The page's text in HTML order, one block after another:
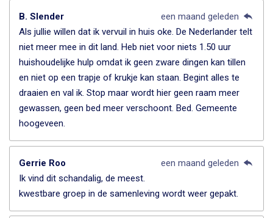
B. Slender
een maand geleden
Als jullie willen dat ik vervuil in huis oke. De Nederlander telt
niet meer mee in dit land. Heb niet voor niets 1.50 uur
huishoudelijke hulp omdat ik geen zware dingen kan tillen
en niet op een trapje of krukje kan staan. Begint alles te
draaien en val ik. Stop maar wordt hier geen raam meer
gewassen, geen bed meer verschoont. Bed. Gemeente
hoogeveen.
Gerrie Roo
een maand geleden
Ik vind dit schandalig, de meest.
kwestbare groep in de samenleving wordt weer gepakt.